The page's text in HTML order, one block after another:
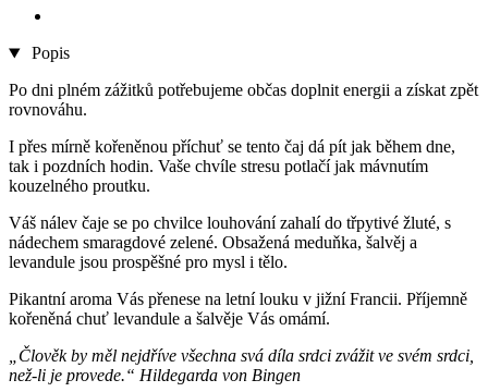
Popis
Po dni plném zážitků potřebujeme občas doplnit energii a získat zpět
rovnováhu.
I přes mírně kořeněnou příchuť se tento čaj dá pít jak během dne,
tak i pozdních hodin. Vaše chvíle stresu potlačí jak mávnutím
kouzelného proutku.
Váš nálev čaje se po chvilce louhování zahalí do třpytivé žluté, s
nádechem smaragdové zelené. Obsažená meduňka, šalvěj a
levandule jsou prospěšné pro mysl i tělo.
Pikantní aroma Vás přenese na letní louku v jižní Francii. Příjemně
kořeněná chuť levandule a šalvěje Vás omámí.
„Člověk by měl nejdříve všechna svá díla srdci zvážit ve svém srdci,
než-li je provede.“ Hildegarda von Bingen